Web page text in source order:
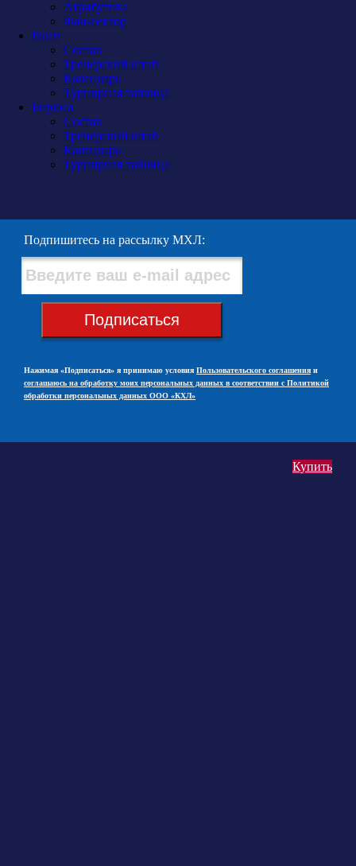
Купить
Атрибутика
Фан-сектор
Рыси
Состав
Тренерский штаб
Календарь
Турнирная таблица
Бирюса
Состав
Тренерский штаб
Календарь
Турнирная таблица
Подпишитесь на рассылку МХЛ:
Подписаться
Нажимая «Подписаться» я принимаю условия Пользовательского соглашения и
соглашаюсь на обработку моих персональных данных в соответствии с Политикой
обработки персональных данных ООО «КХЛ»